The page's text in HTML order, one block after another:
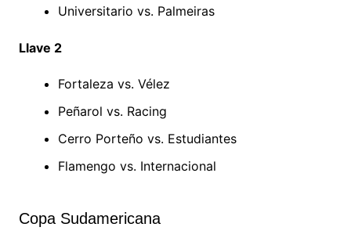
Universitario vs. Palmeiras
Llave 2
Fortaleza vs. Vélez
Peñarol vs. Racing
Cerro Porteño vs. Estudiantes
Flamengo vs. Internacional
Copa Sudamericana